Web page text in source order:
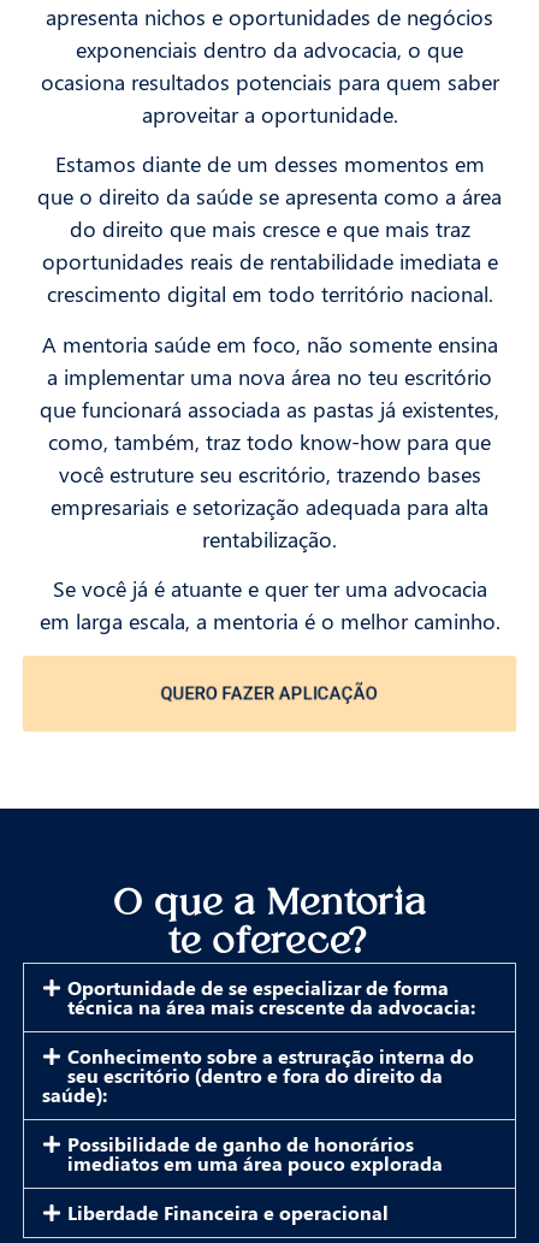
apresenta nichos e oportunidades de negócios
exponenciais dentro da advocacia, o que
ocasiona resultados potenciais para quem saber
aproveitar a oportunidade.
Estamos diante de um desses momentos em
que o direito da saúde se apresenta como a área
do direito que mais cresce e que mais traz
oportunidades reais de rentabilidade imediata e
crescimento digital em todo território nacional.
A mentoria saúde em foco, não somente ensina
a implementar uma nova área no teu escritório
que funcionará associada as pastas já existentes,
como, também, traz todo know-how para que
você estruture seu escritório, trazendo bases
empresariais e setorização adequada para alta
rentabilização.
Se você já é atuante e quer ter uma advocacia
em larga escala, a mentoria é o melhor caminho.
QUERO FAZER APLICAÇÃO
O que a Mentoria
te oferece?
Oportunidade de se especializar de forma
técnica na área mais crescente da advocacia:
Conhecimento sobre a estruração interna do
seu escritório (dentro e fora do direito da
saúde):
Possibilidade de ganho de honorários
imediatos em uma área pouco explorada
Liberdade Financeira e operacional